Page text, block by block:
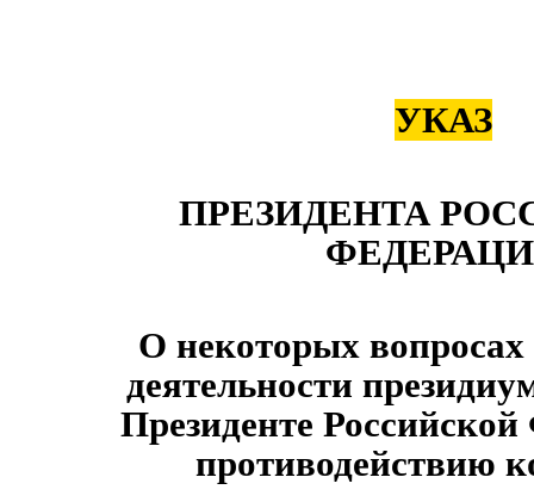
УКАЗ
ПРЕЗИДЕНТА
О некоторых вопросах
деятельности
Президенте
противодействию